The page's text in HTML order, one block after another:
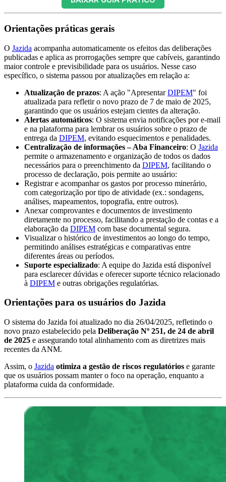
Orientações práticas gerais
O Jazida acompanha automaticamente os efeitos das deliberações
publicadas e aplica as prorrogações sempre que cabíveis, garantindo
maior controle e previsibilidade para os usuários. Nesse caso
específico, o sistema passou por atualizações em relação a:
Atualização de prazos: A ação "ApresentarDIPEM" foi
atualizada para refletir o novo prazo de 7 de maio de 2025,
garantindo que os usuários estejam cientes da alteração.
Alertas automáticos: O sistema envia notificações por e-mail
e na plataforma para lembrar os usuários sobre o prazo de
entrega da DIPEM, evitando esquecimentos e penalidades.
Centralização de informações – Aba Financeiro: O Jazida
permite o armazenamento e organização de todos os dados
necessários para o preenchimento da DIPEM, facilitando o
processo de declaração, pois permite ao usuário:
Registrar e acompanhar os gastos por processo minerário,
com categorização por tipo de atividade (ex.: sondagens,
análises, mapeamentos, topografia, entre outros).
Anexar comprovantes e documentos de investimento
diretamente no processo, facilitando a prestação de contas e a
elaboração da DIPEM com base documental segura.
Visualizar o histórico de investimentos ao longo do tempo,
permitindo análises estratégicas e comparativas entre
diferentes áreas ou períodos.
Suporte especializado: A equipe do Jazida está disponível
para esclarecer dúvidas e oferecer suporte técnico relacionado
à DIPEM e outras obrigações regulatórias.
Orientações para os usuários do Jazida
O sistema do Jazida foi atualizado no dia 26/04/2025, refletindo o
novo prazo estabelecido pela Deliberação Nº 251, de 24 de abril
de 2025 e assegurando total alinhamento com as diretrizes mais
recentes da ANM.
Assim, o Jazida otimiza a gestão de riscos regulatórios e garante
que os usuários possam manter o foco na operação, enquanto a
plataforma cuida da conformidade.